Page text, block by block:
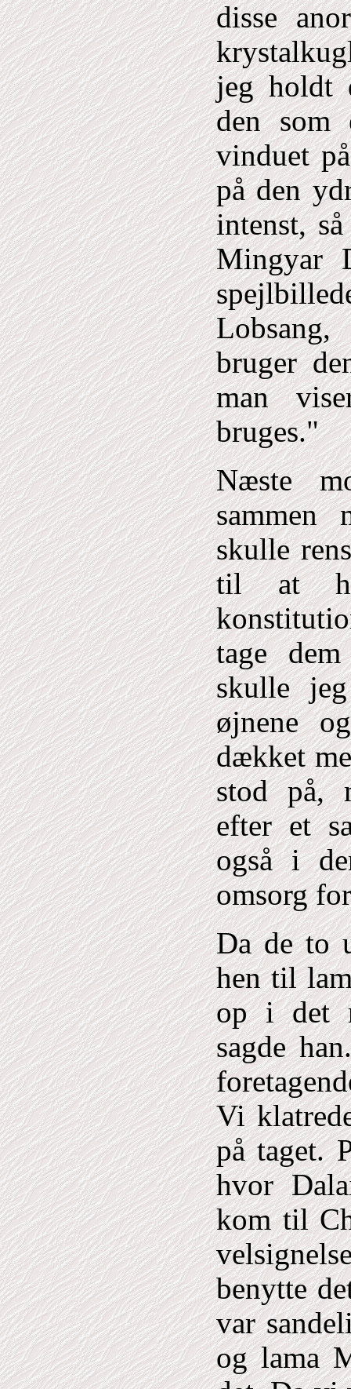
disse
jeg holdt
den som
vinduet
på den
intenst,
Mingyar
bruger
man
bruges."
Næste
sammen
skulle
til at
tage
skulle
øjnene
dækket
stod på,
efter et
også i
omsorg
Da de to
hen til
op i det
sagde
Vi
på taget.
hvor
kom til
benytte
var
og lama